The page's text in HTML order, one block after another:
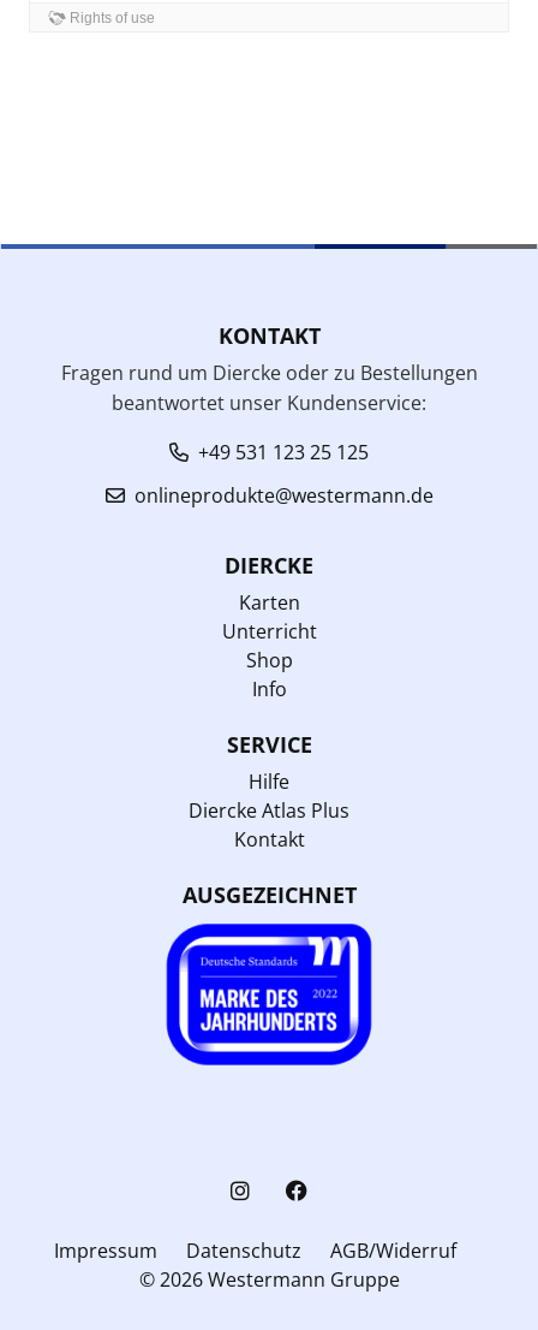
KONTAKT
Fragen rund um Diercke oder zu Bestellungen
beantwortet unser Kundenservice:
+49 531 123 25 125
onlineprodukte@westermann.de
DIERCKE
Karten
Unterricht
Shop
Info
SERVICE
Hilfe
Diercke Atlas Plus
Kontakt
AUSGEZEICHNET
Impressum Datenschutz
AGB/Widerruf
© 2026 Westermann Gruppe